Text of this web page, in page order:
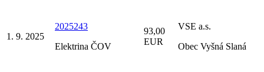
1. 9. 2025
2025243
Elektrina ČOV
93,00
EUR
VSE a.s.
Obec Vyšná Slaná